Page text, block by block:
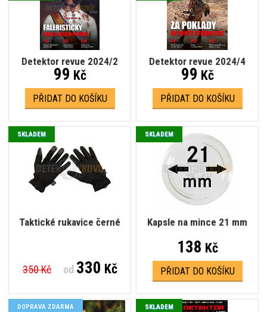
Detektor revue 2024/2
99 Kč
PŘIDAT DO KOŠÍKU
Detektor revue 2024/4
99 Kč
PŘIDAT DO KOŠÍKU
Taktické rukavice černé
SKLADEM
350 Kč od330 Kč
Kapsle na mince 21 mm
SKLADEM
138 Kč
PŘIDAT DO KOŠÍKU
DOPRAVA ZDARMA SKLADEM